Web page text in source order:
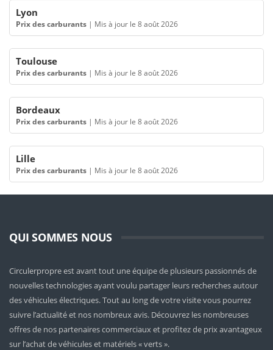
Lyon
Prix des carburants | Mis à jour le 8 août 2026
Toulouse
Prix des carburants | Mis à jour le 8 août 2026
Bordeaux
Prix des carburants | Mis à jour le 8 août 2026
Lille
Prix des carburants | Mis à jour le 8 août 2026
QUI SOMMES NOUS
Circulerpropre est avant tout une équipe de plusieurs passionnés de
nouvelles technologies ayant voulu partager leurs recherches autour
des véhicules électriques. Tout au long de votre visite vous pourrez
suivre l’actualité et nos nombreux avis. Découvrez les nombreuses
offres de nos partenaires commerciaux et profitez de prix avantageux
sur l’achat de véhicules et matériels « verts ».